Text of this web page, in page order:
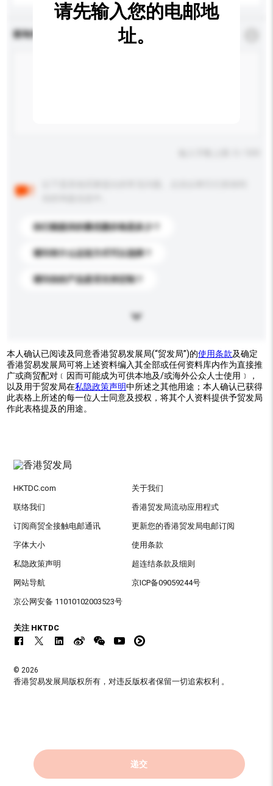
查询内容
你们能提供的最优惠价格是多少？
请问有什么运送方式可以选择？
请问你的产品是否支持定制？
请先输入您的电邮地
址。
本人确认已阅读及同意香港贸易发展局(“贸发局”)的使用条款及确定
香港贸易发展局可将上述资料编入其全部或任何资料库内作为直接推
广或商贸配对﹝因而可能成为可供本地及/或海外公众人士使用﹞，
以及用于贸发局在私隐政策声明中所述之其他用途；本人确认已获得
此表格上所述的每一位人士同意及授权，将其个人资料提供予贸发局
作此表格提及的用途。
递交
HKTDC.com 关于我们
联络我们 香港贸发局流动应用程式
订阅商贸全接触电邮通讯 更新您的香港贸发局电邮订阅
字体大小 使用条款
私隐政策声明 超连结条款及细则
网站导航 京ICP备09059244号
京公网安备 11010102003523号
关注 HKTDC
© 2026
香港贸易发展局版权所有，对违反版权者保留一切追索权利 。